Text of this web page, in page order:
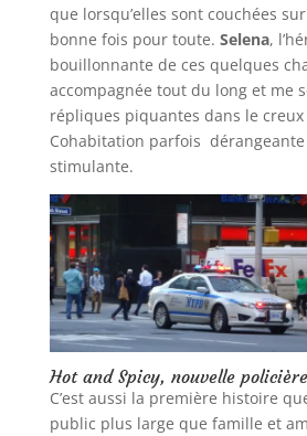
que lorsqu’elles sont couchées
bonne fois pour toute. Selena,
bouillonnante de ces quelques
accompagnée tout du long et me
répliques piquantes dans le creux
Cohabitation parfois
stimulante.
Hot and Spicy, nouvelle policière
C’est aussi la première histoire
public plus large que famille et